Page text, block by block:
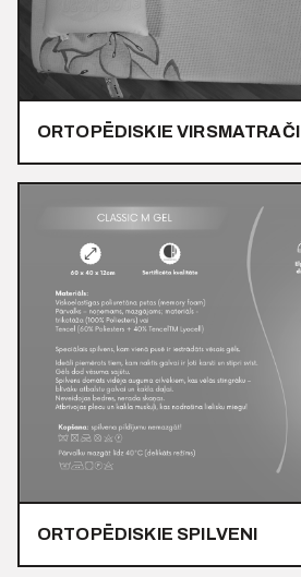
ORTOPĒDISKIE VIRSMATRAČI
ORTOPĒDISKIE SPILVENI